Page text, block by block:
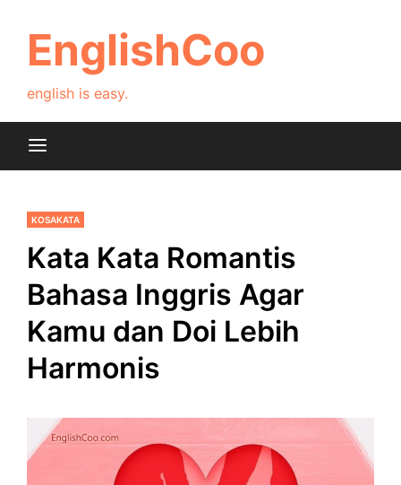
contentEnglishCoo
english is easy.
KOSAKATA
Kata Kata Romantis
Bahasa Inggris Agar
Kamu dan Doi Lebih
Harmonis